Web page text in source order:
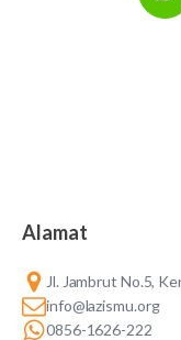
Alamat
Jl. Jambrut No.5,
info@lazismu.org
0856-1626-222